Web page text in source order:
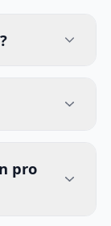
pro